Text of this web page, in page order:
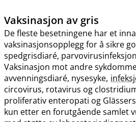
Vaksinasjon av gris
De fleste besetningene har et
vaksinasjonsopplegg for å sikre
spedgrisdiaré,
Vaksinasjon mot andre
avvenningsdiaré, nysesyke,
circovirus, rotavirus og
proliferativ enteropati og
kun etter en forutgående samlet